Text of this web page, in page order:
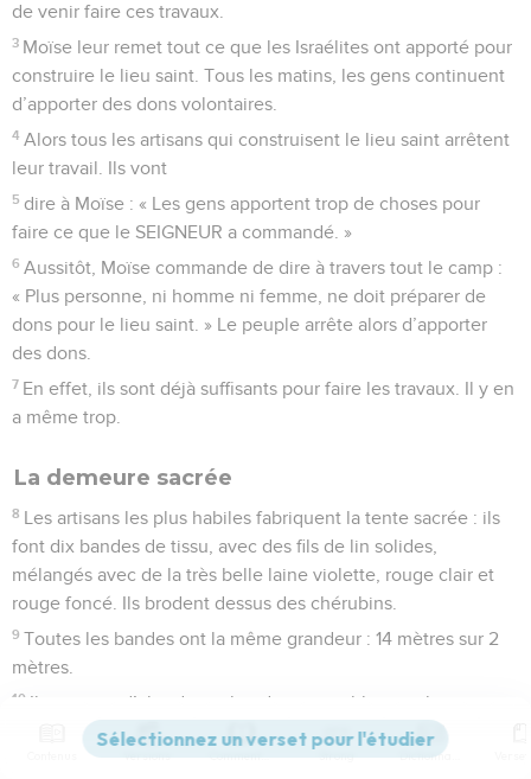
de venir faire ces travaux.
3 Moïse leur remet tout ce que les Israélites ont apporté pour
construire le lieu saint. Tous les matins, les gens continuent
d’apporter des dons volontaires.
4 Alors tous les artisans qui construisent le lieu saint arrêtent
leur travail. Ils vont
5 dire à Moïse : « Les gens apportent trop de choses pour
faire ce que le SEIGNEUR a commandé. »
6 Aussitôt, Moïse commande de dire à travers tout le camp :
« Plus personne, ni homme ni femme, ne doit préparer de
dons pour le lieu saint. » Le peuple arrête alors d’apporter
des dons.
7 En effet, ils sont déjà suffisants pour faire les travaux. Il y en
a même trop.
La demeure sacrée
8 Les artisans les plus habiles fabriquent la tente sacrée : ils
font dix bandes de tissu, avec des fils de lin solides,
mélangés avec de la très belle laine violette, rouge clair et
rouge foncé. Ils brodent dessus des chérubins.
9 Toutes les bandes ont la même grandeur : 14 mètres sur 2
mètres.
10 Ils mettent d’abord cinq bandes ensemble, puis les cinq
Versions Commentaires Strong